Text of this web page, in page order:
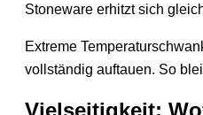
Stoneware erhitzt sich
Extreme
vollständig auftauen. So
Vielseitigkeit: